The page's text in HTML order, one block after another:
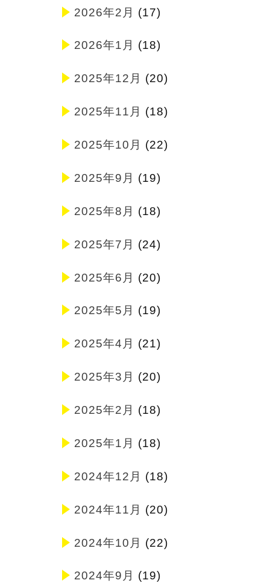
2026年2月 (17)
2026年1月 (18)
2025年12月 (20)
2025年11月 (18)
2025年10月 (22)
2025年9月 (19)
2025年8月 (18)
2025年7月 (24)
2025年6月 (20)
2025年5月 (19)
2025年4月 (21)
2025年3月 (20)
2025年2月 (18)
2025年1月 (18)
2024年12月 (18)
2024年11月 (20)
2024年10月 (22)
2024年9月 (19)